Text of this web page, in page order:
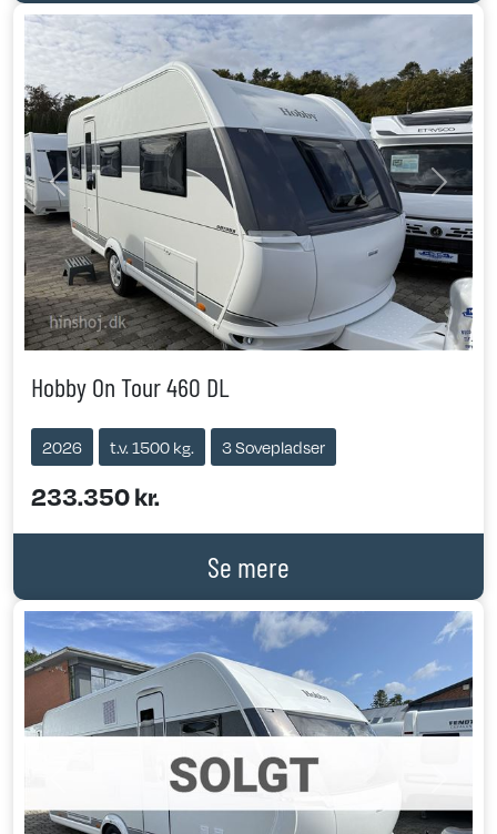
Previous Next
Hobby On Tour 460 DL
2026 t.v. 1500 kg. 3 Sovepladser
233.350 kr.
Se mere